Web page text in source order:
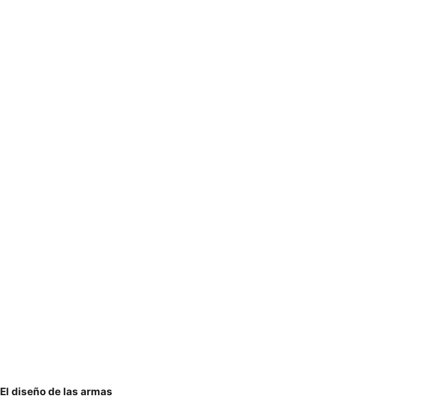
El diseño de las armas